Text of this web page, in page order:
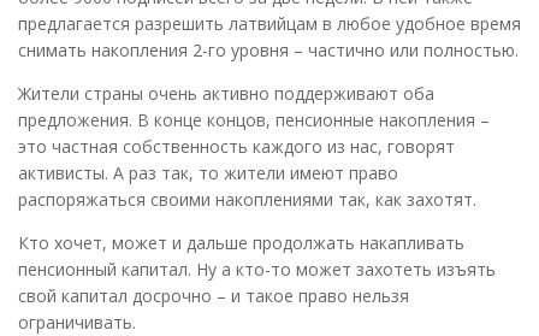
предлагается разрешить латвийцам в любое удобное время
снимать накопления 2-го уровня – частично или полностью.
Жители страны очень активно поддерживают оба
предложения. В конце концов, пенсионные накопления –
это частная собственность каждого из нас, говорят
активисты. А раз так, то жители имеют право
распоряжаться своими накоплениями так, как захотят.
Кто хочет, может и дальше продолжать накапливать
пенсионный капитал. Ну а кто-то может захотеть изъять
свой капитал досрочно – и такое право нельзя
ограничивать.